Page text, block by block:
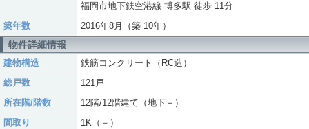
福岡市地下鉄空港線 博多駅 徒歩 11分
築年数
2016年8月（築 10年）
物件詳細情報
建物構造
鉄筋コンクリート（RC造）
総戸数
121戸
所在階/階数
12階/12階建て（地下－）
間取り
1K（－）